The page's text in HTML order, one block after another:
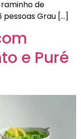
de
pessoas Grau […]
e Puré